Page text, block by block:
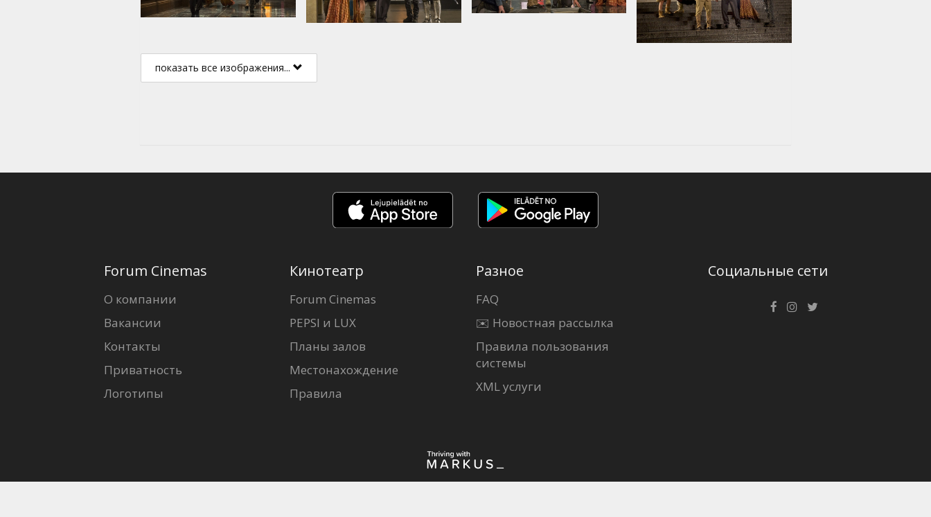
показать все изображения...
Forum Cinemas
О компании
Вакансии
Контакты
Приватность
Логотипы
Кинотеатр
Forum Cinemas
PEPSI и LUX
Планы залов
Местонахождение
Правила
Разное
FAQ
✉️ Новостная рассылка
Правила пользования
системы
XML услуги
Социальные сети